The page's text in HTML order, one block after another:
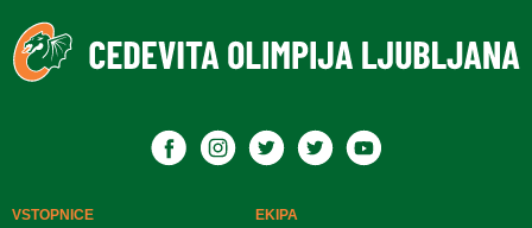
VSTOPNICE
EKIPA